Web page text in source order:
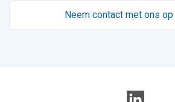
Neem contact met ons op